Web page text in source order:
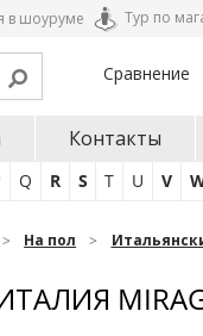
в шоуруме Тур по
Сравнение
Контакты
Q R S T U V
На пол